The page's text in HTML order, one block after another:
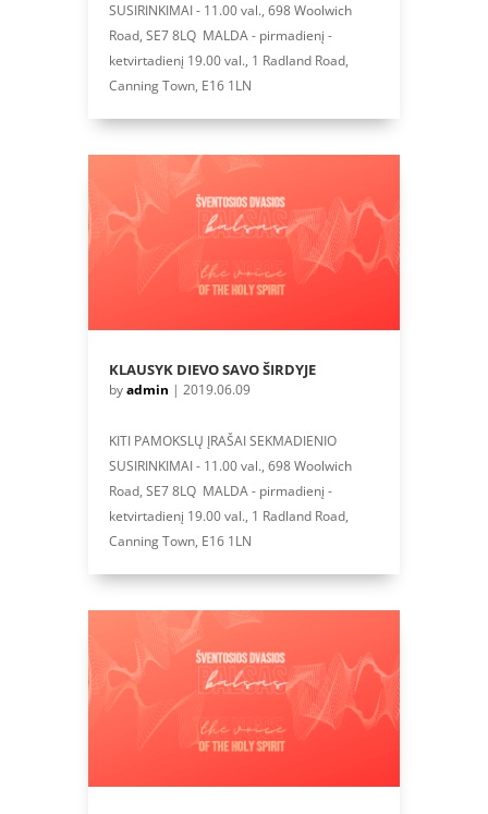
SUSIRINKIMAI - 11.00 val., 698 Woolwich
Road, SE7 8LQ MALDA - pirmadienį -
ketvirtadienį 19.00 val., 1 Radland Road,
Canning Town, E16 1LN
KLAUSYK DIEVO SAVO ŠIRDYJE
byadmin | 2019.06.09
KITI PAMOKSLŲ ĮRAŠAI SEKMADIENIO
SUSIRINKIMAI - 11.00 val., 698 Woolwich
Road, SE7 8LQ MALDA - pirmadienį -
ketvirtadienį 19.00 val., 1 Radland Road,
Canning Town, E16 1LN